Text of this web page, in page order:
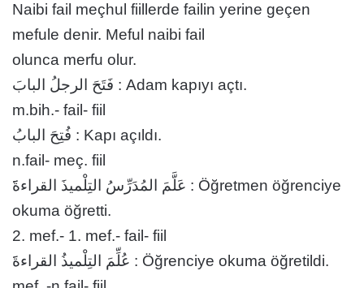
Naibi fail meçhul fiillerde failin yerine geçen
mefule denir. Meful naibi fail
olunca merfu olur.
فَتَحَ الرجلُ البابَ : Adam kapıyı açtı.
m.bih.- fail- fiil
فُتِحَ البابُ : Kapı açıldı.
n.fail- meç. fiil
عَلَّمَ المُدَرِّسُ التِلْميذَ القراءةَََ : Öğretmen öğrenciye
okuma öğretti.
2. mef.- 1. mef.- fail- fiil
عُلِّمَ التِلْميذُ القراءةََ : Öğrenciye okuma öğretildi.